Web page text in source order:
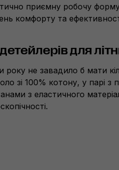
приємну робочу
комфорту та
івдля
року не завадило б мати
зі 100% котону, у парі
з еластичного